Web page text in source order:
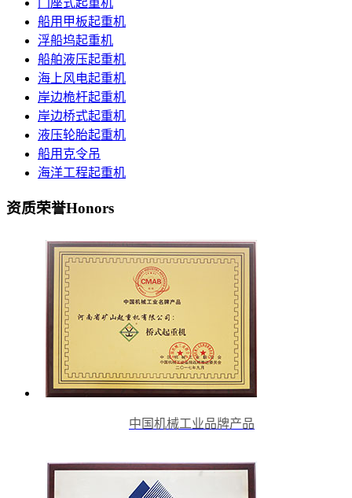
门座式起重机
船用甲板起重机
浮船坞起重机
船舶液压起重机
海上风电起重机
岸边桅杆起重机
岸边桥式起重机
液压轮胎起重机
船用克令吊
海洋工程起重机
资质荣誉Honors
中国机械工业品牌产品